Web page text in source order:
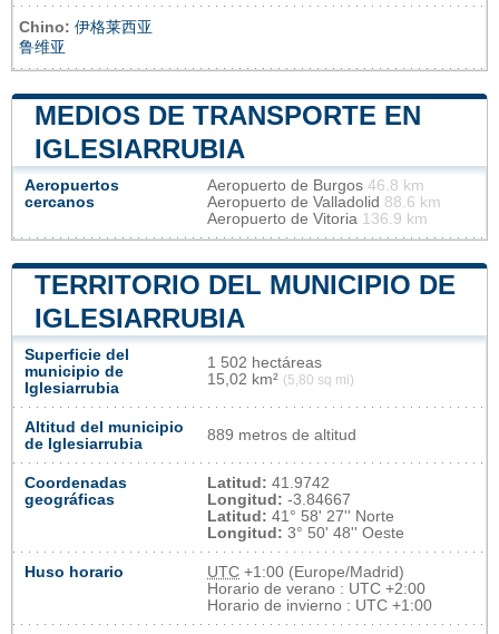
Chino: 伊格莱西亚
鲁维亚
MEDIOS DE TRANSPORTE EN
IGLESIARRUBIA
Aeropuertos
cercanos
Aeropuerto de Burgos 46.8 km
Aeropuerto de Valladolid 88.6 km
Aeropuerto de Vitoria 136.9 km
TERRITORIO DEL MUNICIPIO DE
IGLESIARRUBIA
Superficie del
municipio de
Iglesiarrubia
1 502 hectáreas
15,02 km² (5,80 sq mi)
Altitud del municipio
de Iglesiarrubia
889 metros de altitud
Coordenadas
geográficas
Latitud: 41.9742
Longitud: -3.84667
Latitud: 41° 58' 27'' Norte
Longitud: 3° 50' 48'' Oeste
Huso horario UTC +1:00 (Europe/Madrid)
Horario de verano : UTC +2:00
Horario de invierno : UTC +1:00